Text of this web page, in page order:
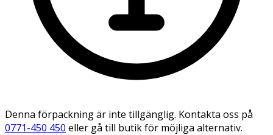
Denna förpackning är inte tillgänglig. Kontakta oss på
0771-450 450 eller gå till butik för möjliga alternativ.